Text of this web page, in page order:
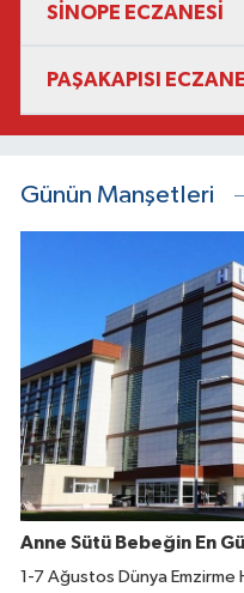
SİNOPE ECZANESİ
PAŞAKAPISI
Günün Manşetleri
Anne Sütü Bebeğin En
1-7 Ağustos Dünya Emzirme